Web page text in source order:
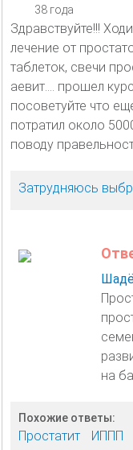
38 года
Здравствуйте!!!
лечение от
таблеток, свечи
аевит.... прошел
посоветуйте что
потратил около
поводу
Затрудняюсь
на
Похожие ответы:
Простатит ИППП